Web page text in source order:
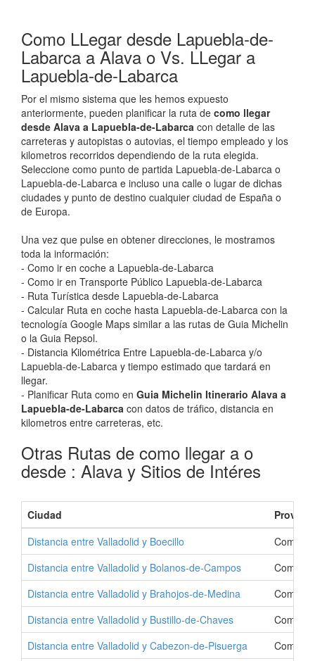
Como LLegar desde Lapuebla-de-
Labarca a Alava o Vs. LLegar a
Lapuebla-de-Labarca
Por el mismo sistema que les hemos expuesto
anteriormente, pueden planificar la ruta de como llegar
desde Alava a Lapuebla-de-Labarca con detalle de las
carreteras y autopistas o autovias, el tiempo empleado y los
kilometros recorridos dependiendo de la ruta elegida.
Seleccione como punto de partida Lapuebla-de-Labarca o
Lapuebla-de-Labarca e incluso una calle o lugar de dichas
ciudades y punto de destino cualquier ciudad de España o
de Europa.
Una vez que pulse en obtener direcciones, le mostramos
toda la información:
- Como ir en coche a Lapuebla-de-Labarca
- Como ir en Transporte Público Lapuebla-de-Labarca
- Ruta Turística desde Lapuebla-de-Labarca
- Calcular Ruta en coche hasta Lapuebla-de-Labarca con la
tecnología Google Maps similar a las rutas de Guia Michelin
o la Guia Repsol.
- Distancia Kilométrica Entre Lapuebla-de-Labarca y/o
Lapuebla-de-Labarca y tiempo estimado que tardará en
llegar.
- Planificar Ruta como en Guia Michelin Itinerario Alava a
Lapuebla-de-Labarca con datos de tráfico, distancia en
kilometros entre carreteras, etc.
Otras Rutas de como llegar a o
desde : Alava y Sitios de Intéres
Ciudad
Distancia entre Valladolid y Boecillo
Como Ir
Distancia entre Valladolid y Bolanos-de-Campos
Como Ir
Distancia entre Valladolid y Brahojos-de-Medina
Como Ir
Distancia entre Valladolid y Bustillo-de-Chaves
Como Ir
Distancia entre Valladolid y Cabezon-de-Pisuerga
Como Ir